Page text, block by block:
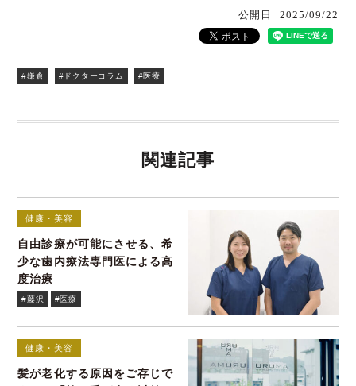
公開日 2025/09/22
#鎌倉 #ドクターコラム #医療
関連記事
健康・美容
自由診療が可能にさせる、希
少な歯内療法専門医による高
度治療
#藤沢 #医療
健康・美容
髪が老化する原因をご存じで